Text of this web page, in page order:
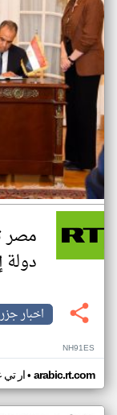
مصر
دولة
اخبار
NH91ES
ار تي• arabic.rt.com